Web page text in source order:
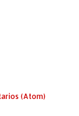
(Atom)